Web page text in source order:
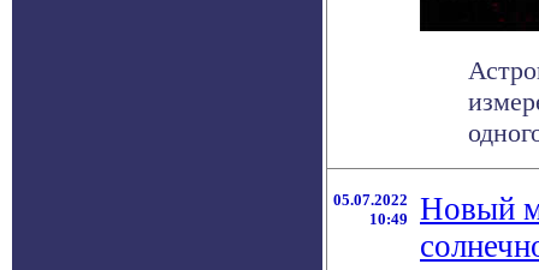
05.07.2022
10:49
Новый